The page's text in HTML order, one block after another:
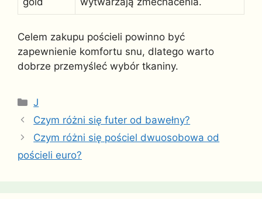
Celem zakupu pościeli powinno być
zapewnienie komfortu snu, dlatego warto
dobrze przemyśleć wybór tkaniny.
Kategorie
J
Czym różni się futer od bawełny?
Czym różni się pościel dwuosobowa od
pościeli euro?